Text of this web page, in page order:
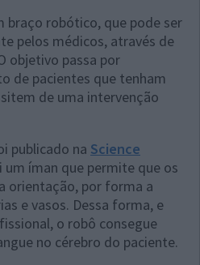
braço robótico, que pode ser
pelos médicos, através de
objetivo passa por
de pacientes que tenham
de uma intervenção
publicado na Science
um íman que permite que os
orientação, por forma a
e vasos. Dessa forma, e
o robô consegue
no cérebro do paciente.